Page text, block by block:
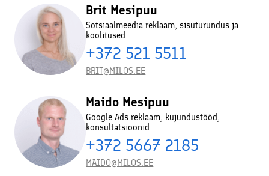
Brit Mesipuu
Sotsiaalmeedia reklaam, sisuturundus ja
koolitused
+372 521 5511
BRIT@MILOS.EE
Maido Mesipuu
Google Ads reklaam, kujundustööd,
konsultatsioonid
+372 5667 2185
MAIDO@MILOS.EE